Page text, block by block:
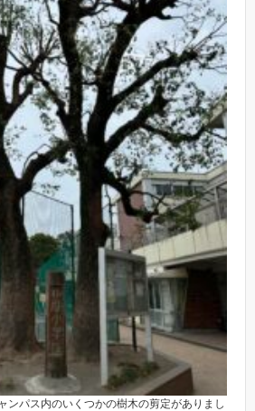
ンパス内のいくつかの樹木の剪定がありまし